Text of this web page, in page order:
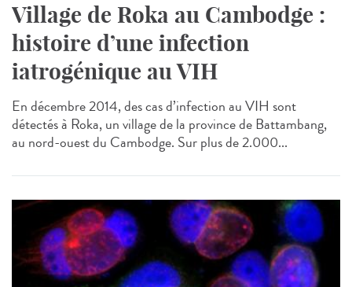
Village de Roka au Cambodge :
histoire d’une infection
iatrogénique au VIH
En décembre 2014, des cas d’infection au VIH sont
détectés à Roka, un village de la province de Battambang,
au nord-ouest du Cambodge. Sur plus de 2.000...